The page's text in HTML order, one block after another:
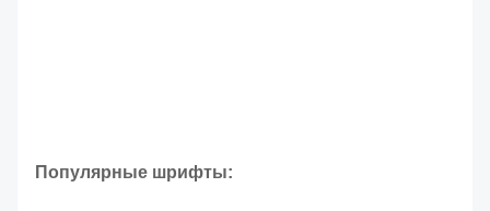
Популярные шрифты: